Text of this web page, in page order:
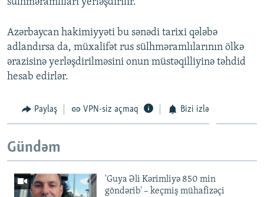
Azərbaycan hakimiyyəti bu sənədi tarixi qələbə
adlandırsa da, müxalifət rus sülhməramlılarının ölkə
ərazisinə yerləşdirilməsini onun müstəqilliyinə təhdid
hesab edirlər.
Paylaş VPN-siz açmaq Bizi izlə
Gündəm
'Guya Əli Kərimliyə 850 min
göndərib' – keçmiş mühafizəçi